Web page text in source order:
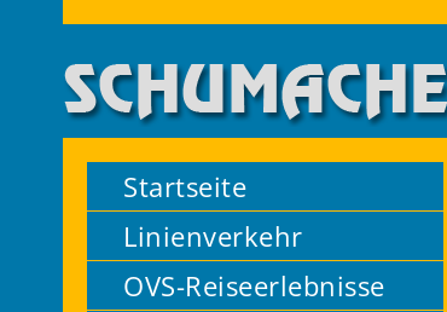
Startseite
Linienverkehr
OVS-Reiseerlebnisse